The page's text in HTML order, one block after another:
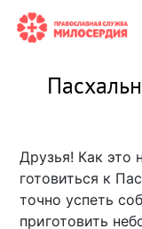
Друзья! Как это
готовиться к
точно успеть
приготовить